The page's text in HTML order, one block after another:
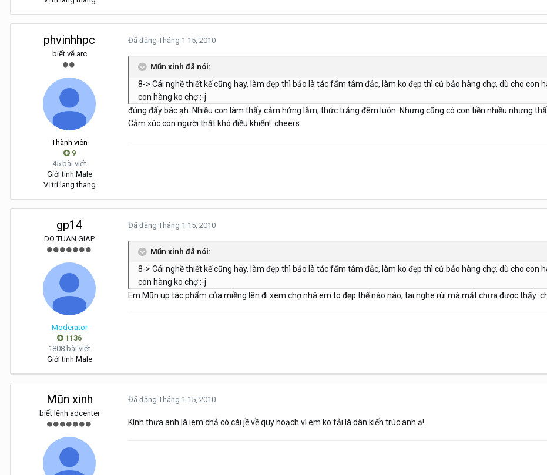
phvinhhpc
biết vẽ arc
Thành viên
9
45 bài viết
Giới tính:Male
Vị trí:lang thang
Đã đăng Tháng 1 15, 2010
Mũn xinh đã nói:
8-> Cái nghề thiết kế cũng hay, làm đẹp thì bảo là tác fẩm tâm đắc, làm ko đẹp thì cứ bảo hàng chợ, dù cho con
con hàng ko chợ :-j
đúng đấy bác ạh. Nhiều con làm thấy cảm hứng lắm, thức trắng đêm luôn. Nhưng cũng có con tiền nhiều nhưng
Cảm xúc con người thật khó điều khiển! :cheers:
gp14
DO TUAN GIAP
Moderator
1136
1808 bài viết
Giới tính:Male
Đã đăng Tháng 1 15, 2010
Mũn xinh đã nói:
8-> Cái nghề thiết kế cũng hay, làm đẹp thì bảo là tác fẩm tâm đắc, làm ko đẹp thì cứ bảo hàng chợ, dù cho con
con hàng ko chợ :-j
Em Mũn up tác phẩm của miềng lên đi xem chợ nhà em to đẹp thế nào nào, tai nghe rùi mà mắt chưa được thấy
Mũn xinh
biết lệnh adcenter
Đã đăng Tháng 1 15, 2010
Kính thưa anh là iem chả có cái jề về quy hoạch vì em ko fải là dân kiến trúc anh ạ!